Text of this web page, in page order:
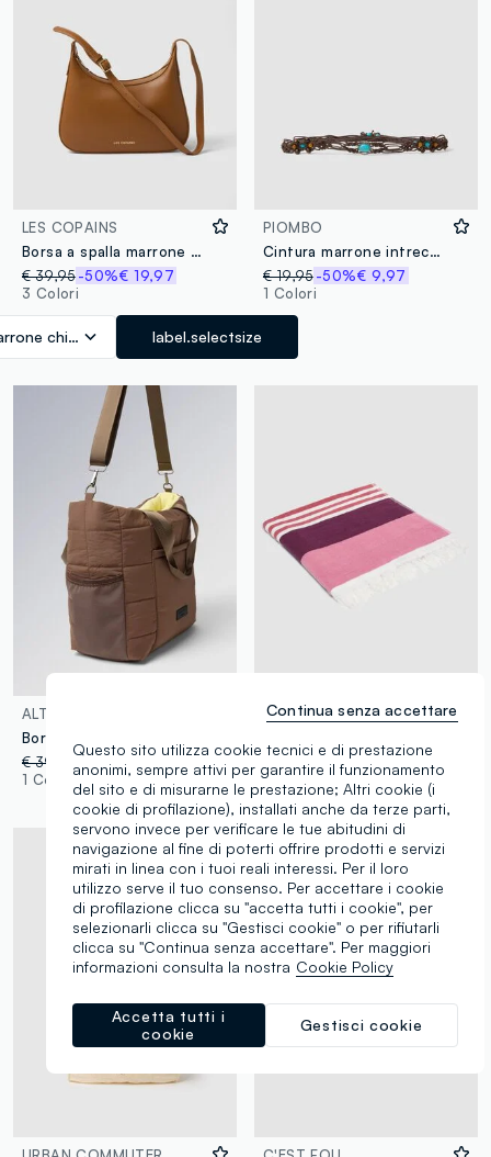
LES COPAINS
Borsa a spalla marrone dal design minimal
€ 39,95-50%€ 19,97
3 Colori
chiaro label.selectsize
PIOMBO
Cintura marrone intrecciata con perline e pietre decorative
€ 19,95 -50%€ 9,97
1 Colori
ALTAVIA STUDIO
€ 39,95
-30%
€ 27,96
1 Colori
OVS
€ 18,95
-21% € 15,00
2 Colori
Questo sito utilizza cookie tecnici e di prestazione
anonimi, sempre attivi per garantire il funzionamento
del sito e di misurarne le prestazione; Altri cookie (i
cookie di profilazione), installati anche da terze parti,
servono invece per verificare le tue abitudini di
navigazione al fine di poterti offrire prodotti e servizi
mirati in linea con i tuoi reali interessi. Per il loro
utilizzo serve il tuo consenso. Per accettare i cookie
di profilazione clicca su "accetta tutti i cookie", per
selezionarli clicca su "Gestisci cookie" o per rifiutarli
clicca su "Continua senza accettare". Per maggiori
informazioni consulta la nostra Cookie Policy
Gestisci cookie
Accetta tutti i
cookie
Continua senza accettare